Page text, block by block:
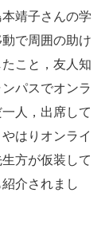
靖子さんの学
で周囲の助け
こと，友人知
パスでオンラ
人，出席して
はりオンライ
方が仮装して
介されまし